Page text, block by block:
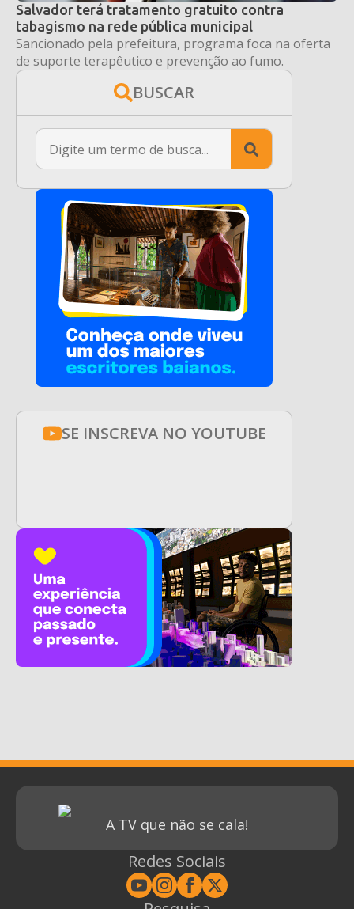
Salvador terá tratamento gratuito contra
tabagismo na rede pública municipal
Sancionado pela prefeitura, programa foca na oferta
de suporte terapêutico e prevenção ao fumo.
BUSCAR
Search
SE INSCREVA NO YOUTUBE
A TV que não se cala!
Redes Sociais